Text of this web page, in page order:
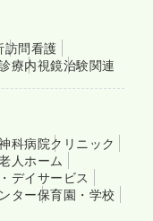
訪問看護
療内視鏡治験関連
科病院クリニック
人ホーム
デイサービス
ター保育園・学校